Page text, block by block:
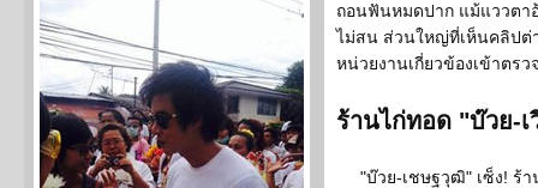
ถอนฟันหมดปาก แม้แววตา
ไม่สน ส่วนใหญ่ที่เห็นคลิปต่
หน่วยงานเกี่ยวข้องเข้าตรว
ร้านไก่ทอด "บ๊วย-
"บ๊วย-เชษฐวุฒิ" เซ็ง! ร้